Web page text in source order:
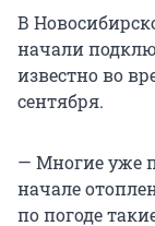
В
начали
известно во
сентября.
— Многие уже
начале
по погоде